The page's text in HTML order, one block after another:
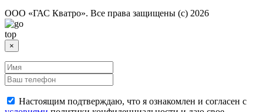
ООО «ГАС Кватро». Все права защищены (c) 2026
×
Настоящим подтверждаю, что я ознакомлен и согласен с